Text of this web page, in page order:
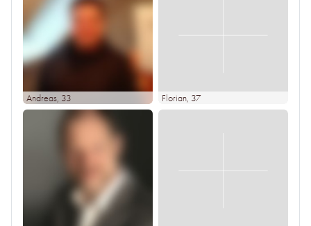
Andreas, 33 Florian, 37